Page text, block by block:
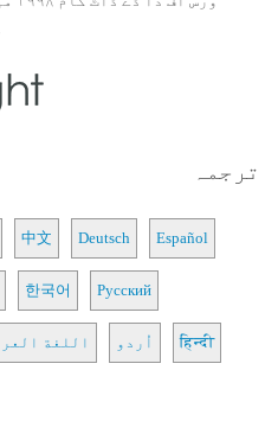
ترجمہ
中文 Deutsch Español
한국어 Русский
اللغة اُردو हिन्दी